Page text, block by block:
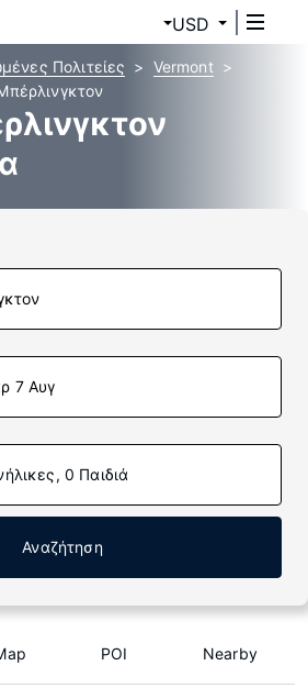
USD
Πολιτείες
Vermont
7 Αυγ
0 Παιδιά
Αναζήτηση
POI Nearby